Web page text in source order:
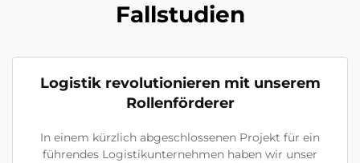
Fallstudien
Logistik revolutionieren mit unserem
Rollenförderer
In einem kürzlich abgeschlossenen Projekt für ein
führendes Logistikunternehmen haben wir unser